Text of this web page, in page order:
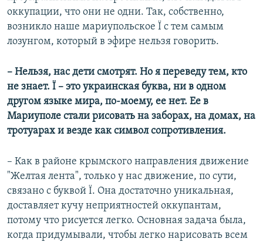
оккупации, что они не одни. Так, собственно,
возникло наше мариупольское Ї с тем самым
лозунгом, который в эфире нельзя говорить.
– Нельзя, нас дети смотрят. Но я переведу тем, кто
не знает. Ї – это украинская буква, ни в одном
другом языке мира, по-моему, ее нет. Ее в
Мариуполе стали рисовать на заборах, на домах, на
тротуарах и везде как символ сопротивления.
– Как в районе крымского направления движение
"Желтая лента", только у нас движение, по сути,
связано с буквой Ї. Она достаточно уникальная,
доставляет кучу неприятностей оккупантам,
потому что рисуется легко. Основная задача была,
когда придумывали, чтобы легко нарисовать всем